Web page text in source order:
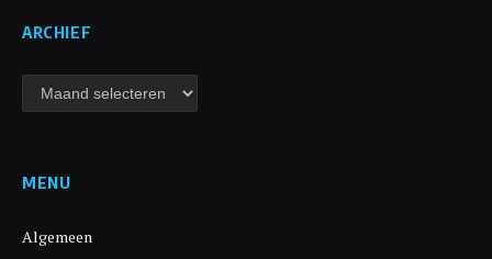
ARCHIEF
Archief
MENU
Algemeen